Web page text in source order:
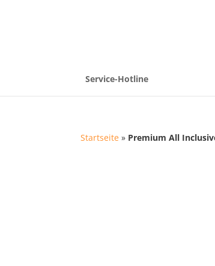
Service-Hotline
Startseite » Premium All